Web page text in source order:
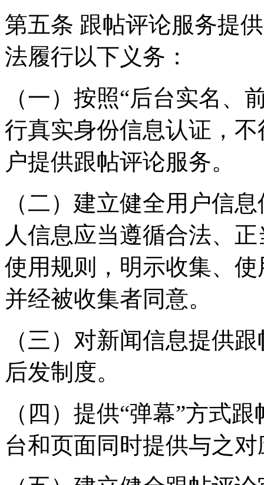
第五条 跟帖评论服务提
法履行以下义务：
（一）按照“后台实名、
行真实身份信息认证，
户提供跟帖评论服务。
（二）建立健全用户信
人信息应当遵循合法、
使用规则，明示收集、
并经被收集者同意。
（三）对新闻信息提供
后发制度。
（四）提供“弹幕”方式
台和页面同时提供与之